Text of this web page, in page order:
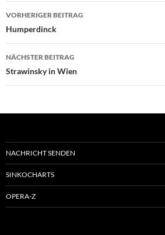
Beitragsnavigation
VORHERIGER BEITRAG
Humperdinck
NÄCHSTER BEITRAG
Strawinsky in Wien
NACHRICHT SENDEN
SINKOCHARTS
OPERA-Z